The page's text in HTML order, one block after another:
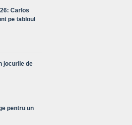
Carlos
pe tabloul
jocurile de
pentru un